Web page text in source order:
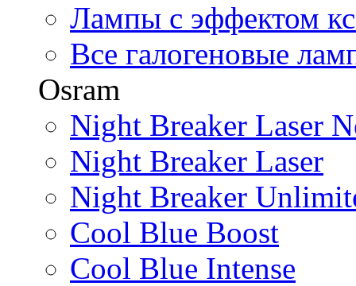
Лампы с эффектом
Все галогеновые
Osram
Night Breaker Laser
Night Breaker Laser
Night Breaker
Cool Blue Boost
Cool Blue Intense